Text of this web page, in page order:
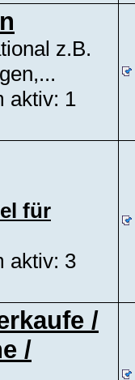
z.B.
aktiv: 1
für
aktiv: 3
/
/